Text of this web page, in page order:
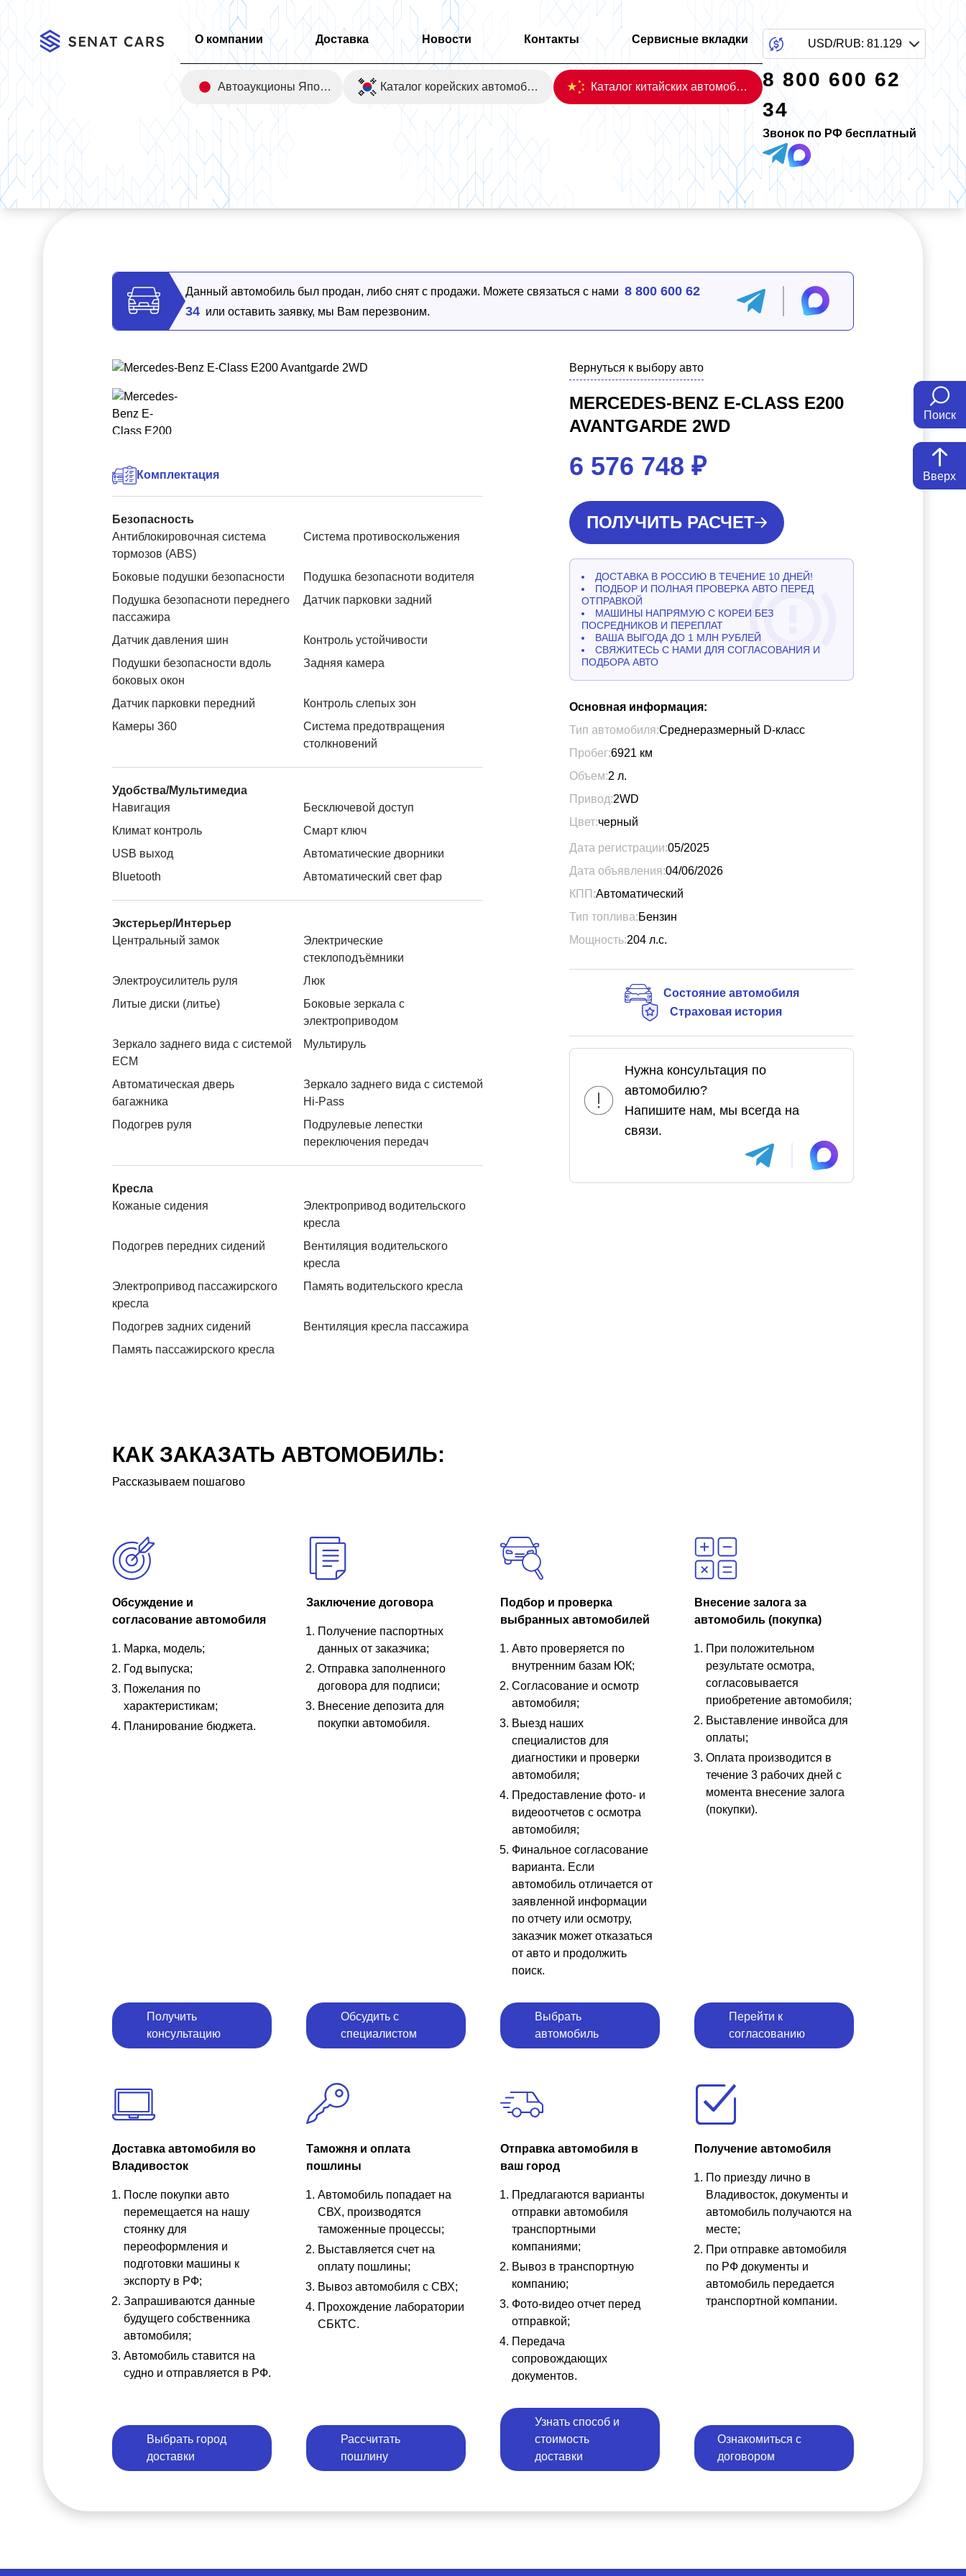
Поиск
Вверх
О компании Доставка Новости Контакты Сервисные вкладки
Автоаукционы Японии Каталог корейских автомобилей Каталог китайских автомобилей
USD/RUB: 81.129
8 800 600 62
34
Звонок по РФ бесплатный
Главная/Каталог Mercedes-Benz E-Class E200 Avantgarde 2WD
Данный автомобиль был продан, либо снят с продажи. Можете связаться с нами 8 800 600 62
34 или оставить заявку, мы Вам перезвоним.
Комплектация
Безопасность
Антиблокировочная система
тормозов (ABS)
Система противоскольжения
Боковые подушки безопасности
Подушка безопасноти водителя
Подушка безопасноти переднего
пассажира
Датчик парковки задний
Датчик давления шин
Контроль устойчивости
Подушки безопасности вдоль
боковых окон
Задняя камера
Датчик парковки передний
Контроль слепых зон
Камеры 360
Система предотвращения
столкновений
Удобства/Мультимедиа
Навигация
Бесключевой доступ
Климат контроль
Смарт ключ
USB выход
Автоматические дворники
Bluetooth
Автоматический свет фар
Экстерьер/Интерьер
Центральный замок
Электрические
стеклоподъёмники
Электроусилитель руля
Люк
Литые диски (литье)
Боковые зеркала с
электроприводом
Зеркало заднего вида с системой
ЕСМ
Мультируль
Автоматическая дверь
багажника
Зеркало заднего вида с системой
Hi-Pass
Подогрев руля
Подрулевые лепестки
переключения передач
Кресла
Кожаные сидения
Электропривод водительского
кресла
Подогрев передних сидений
Вентиляция водительского
кресла
Электропривод пассажирского
кресла
Память водительского кресла
Подогрев задних сидений
Вентиляция кресла пассажира
Память пассажирского кресла
Вернуться к выбору авто
MERCEDES-BENZ E-CLASS E200
AVANTGARDE 2WD
6 576 748 ₽
ПОЛУЧИТЬ РАСЧЕТ
ДОСТАВКА В РОССИЮ В ТЕЧЕНИЕ 10 ДНЕЙ!
ПОДБОР И ПОЛНАЯ ПРОВЕРКА АВТО ПЕРЕД
ОТПРАВКОЙ
МАШИНЫ НАПРЯМУЮ С КОРЕИ БЕЗ
ПОСРЕДНИКОВ И ПЕРЕПЛАТ
ВАША ВЫГОДА ДО 1 МЛН РУБЛЕЙ
СВЯЖИТЕСЬ С НАМИ ДЛЯ СОГЛАСОВАНИЯ И
ПОДБОРА АВТО
Основная информация:
Тип автомобиля:Среднеразмерный D-класс
Пробег:6921 км
Объем:2 л.
Привод:2WD
Цвет:черный
Дата регистрации:05/2025
Дата объявления:04/06/2026
КПП:Автоматический
Тип топлива:Бензин
Мощность:204 л.с.
Состояние автомобиля
Страховая история
Нужна консультация по
автомобилю?
Напишите нам, мы всегда на
связи.
КАК ЗАКАЗАТЬ АВТОМОБИЛЬ:
Рассказываем пошагово
Обсуждение и
согласование автомобиля
Марка, модель;
Год выпуска;
Пожелания по
характеристикам;
Планирование бюджета.
Получить
консультацию
Заключение договора
Получение паспортных
данных от заказчика;
Отправка заполненного
договора для подписи;
Внесение депозита для
покупки автомобиля.
Обсудить с
специалистом
Подбор и проверка
выбранных автомобилей
Авто проверяется по
внутренним базам ЮК;
Согласование и осмотр
автомобиля;
Выезд наших
специалистов для
диагностики и проверки
автомобиля;
Предоставление фото- и
видеоотчетов с осмотра
автомобиля;
Финальное согласование
варианта. Если
автомобиль отличается от
заявленной информации
по отчету или осмотру,
заказчик может отказаться
от авто и продолжить
поиск.
Выбрать
автомобиль
Внесение залога за
автомобиль (покупка)
При положительном
результате осмотра,
согласовывается
приобретение автомобиля;
Выставление инвойса для
оплаты;
Оплата производится в
течение 3 рабочих дней с
момента внесение залога
(покупки).
Перейти к
согласованию
Доставка автомобиля во
Владивосток
После покупки авто
перемещается на нашу
стоянку для
переоформления и
подготовки машины к
экспорту в РФ;
Запрашиваются данные
будущего собственника
автомобиля;
Автомобиль ставится на
судно и отправляется в РФ.
Выбрать город
доставки
Таможня и оплата
пошлины
Автомобиль попадает на
СВХ, производятся
таможенные процессы;
Выставляется счет на
оплату пошлины;
Вывоз автомобиля с СВХ;
Прохождение лаборатории
СБКТС.
Рассчитать
пошлину
Отправка автомобиля в
ваш город
Предлагаются варианты
отправки автомобиля
транспортными
компаниями;
Вывоз в транспортную
компанию;
Фото-видео отчет перед
отправкой;
Передача
сопровождающих
документов.
Узнать способ и
стоимость
доставки
Получение автомобиля
По приезду лично в
Владивосток, документы и
автомобиль получаются на
месте;
При отправке автомобиля
по РФ документы и
автомобиль передается
транспортной компании.
Ознакомиться с
договором